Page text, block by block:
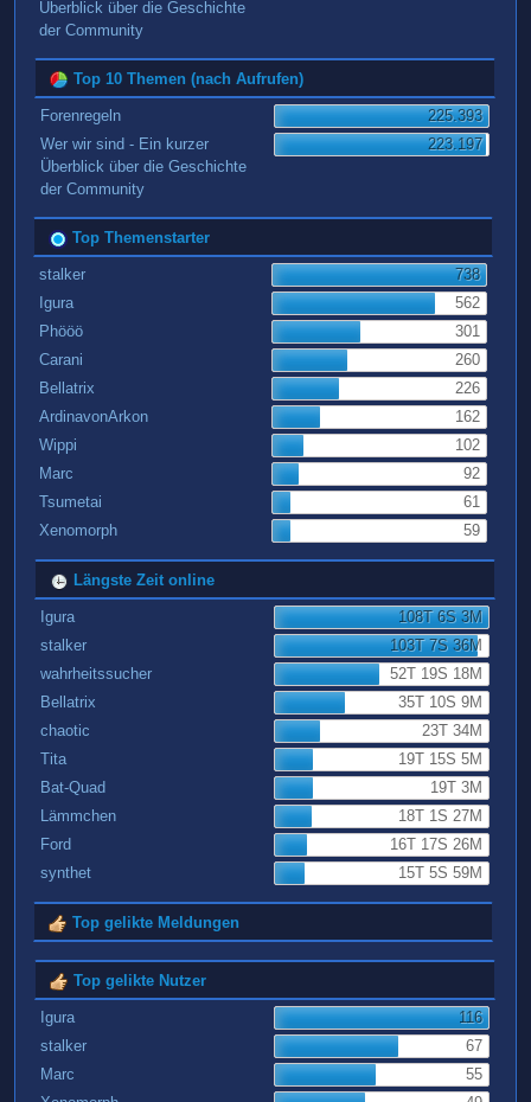
Überblick über die Geschichte
der Community
Top 10 Themen (nach Aufrufen)
Forenregeln
225.393
Wer wir sind - Ein kurzer
Überblick über die Geschichte
der Community
223.197
Top Themenstarter
stalker
738
Igura
562
Phööö
301
Carani
260
Bellatrix
226
ArdinavonArkon
162
Wippi
102
Marc
92
Tsumetai
61
Xenomorph
59
Längste Zeit online
Igura
108T 6S 3M
stalker
103T 7S 36M
wahrheitssucher
52T 19S 18M
Bellatrix
35T 10S 9M
chaotic
23T 34M
Tita
19T 15S 5M
Bat-Quad
19T 3M
Lämmchen
18T 1S 27M
Ford
16T 17S 26M
synthet
15T 5S 59M
Top gelikte Meldungen
Top gelikte Nutzer
Igura
116
stalker
67
Marc
55